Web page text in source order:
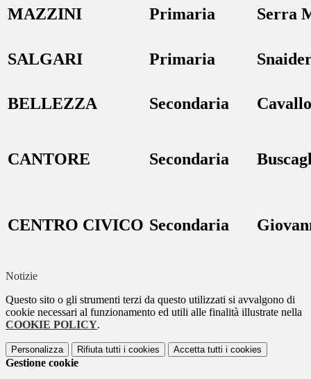
MAZZINI Primaria Serra
SALGARI Primaria
BELLEZZA Secondaria
CANTORE Secondaria
CENTRO CIVICO Secondaria
Notizie
Questo sito o gli strumenti terzi da questo utilizzati si avvalgono di
cookie necessari al funzionamento ed utili alle finalità illustrate nella
COOKIE POLICY.
Personalizza Rifiuta tutti i cookies Accetta tutti i cookies
Gestione cookie